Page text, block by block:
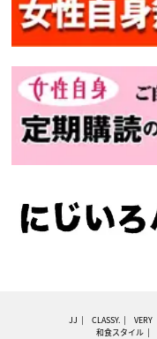
JJ CLASSY. VERY
和食スタイル